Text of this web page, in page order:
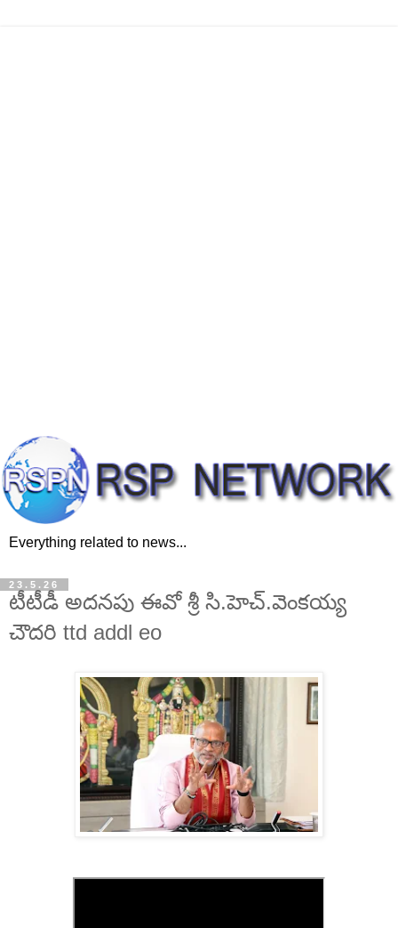
Everything related to news...
23.5.26
టీటీడీ అదనపు ఈవో శ్రీ సి.హెచ్.వెంకయ్య
చౌదరి ttd addl eo